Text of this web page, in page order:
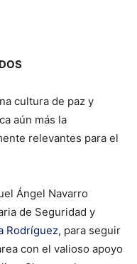
cultura de paz y
aún más la
relevantes para el
Ángel Navarro
de Seguridad y
Rodríguez, para seguir
con el valioso apoyo